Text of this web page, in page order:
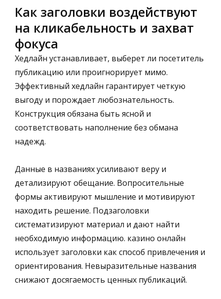
Как заголовки воздействуют
на кликабельность и захват
фокуса
Хедлайн устанавливает, выберет ли посетитель
публикацию или проигнорирует мимо.
Эффективный хедлайн гарантирует четкую
выгоду и порождает любознательность.
Конструкция обязана быть ясной и
соответствовать наполнение без обмана
надежд.
Данные в названиях усиливают веру и
детализируют обещание. Вопросительные
формы активируют мышление и мотивируют
находить решение. Подзаголовки
систематизируют материал и дают найти
необходимую информацию. казино онлайн
использует заголовки как способ привлечения и
ориентирования. Невыразительные названия
снижают досягаемость ценных публикаций.